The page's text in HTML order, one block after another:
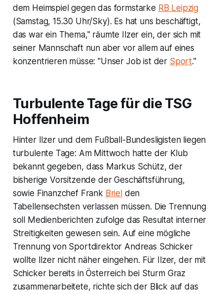
dem Heimspiel gegen das formstarke RB Leipzig
(Samstag, 15.30 Uhr/Sky). Es hat uns beschäftigt,
das war ein Thema," räumte Ilzer ein, der sich mit
seiner Mannschaft nun aber vor allem auf eines
konzentrieren müsse: "Unser Job ist der Sport."
Turbulente Tage für die TSG
Hoffenheim
Hinter Ilzer und dem Fußball-Bundesligisten liegen
turbulente Tage: Am Mittwoch hatte der Klub
bekannt gegeben, dass Markus Schütz, der
bisherige Vorsitzende der Geschäftsführung,
sowie Finanzchef Frank Brielden
Tabellensechsten verlassen müssen. Die Trennung
soll Medienberichten zufolge das Resultat interner
Streitigkeiten gewesen sein. Auf eine mögliche
Trennung von Sportdirektor Andreas Schicker
wollte Ilzer nicht näher eingehen. Für Ilzer, der mit
Schicker bereits in Österreich bei Sturm Graz
zusammenarbeitete, richte sich der Blick auf das